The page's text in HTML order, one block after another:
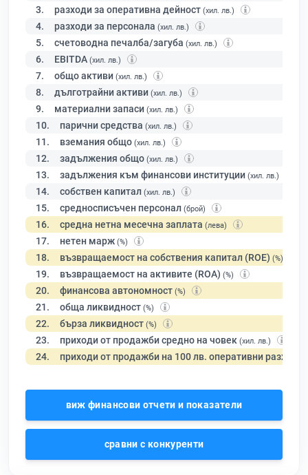
3. разходи за оперативна дейност (хил. лв.)
4. разходи за персонала (хил. лв.)
5. счетоводна печалба/загуба (хил. лв.)
6. EBITDA (хил. лв.)
7. общо активи (хил. лв.)
8. дълготрайни активи (хил. лв.)
9. материални запаси (хил. лв.)
10. парични средства (хил. лв.)
11. вземания общо (хил. лв.)
12. задължения общо (хил. лв.)
13. задължения към финансови институции (хил. лв.)
14. собствен капитал (хил. лв.)
15. средносписъчен персонал (брой)
16. средна нетна месечна заплата (лева)
17. нетен марж (%)
18. възвращаемост на собствения капитал (ROE) (%)
19. възвращаемост на активите (ROA) (%)
20. финансова автономност (%)
21. обща ликвидност (%)
22. бърза ликвидност (%)
23. приходи от продажби средно на човек (хил. лв.)
24. приходи от продажби на 100 лв. оперативни разходи
виж финансови отчети и показатели
сравни с конкуренти